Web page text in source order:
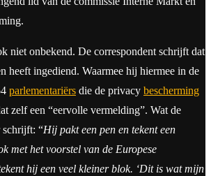
niet onbekend. De correspondent schrijft dat
heeft ingediend. Waarmee hij hiermee in de
parlementariërs die de privacy bescherming
zelf een “eervolle vermelding”. Wat de
schrijft: “Hij pakt een pen en tekent een
met het voorstel van de Europese
hij een veel kleiner blok. ‘Dit is wat mijn